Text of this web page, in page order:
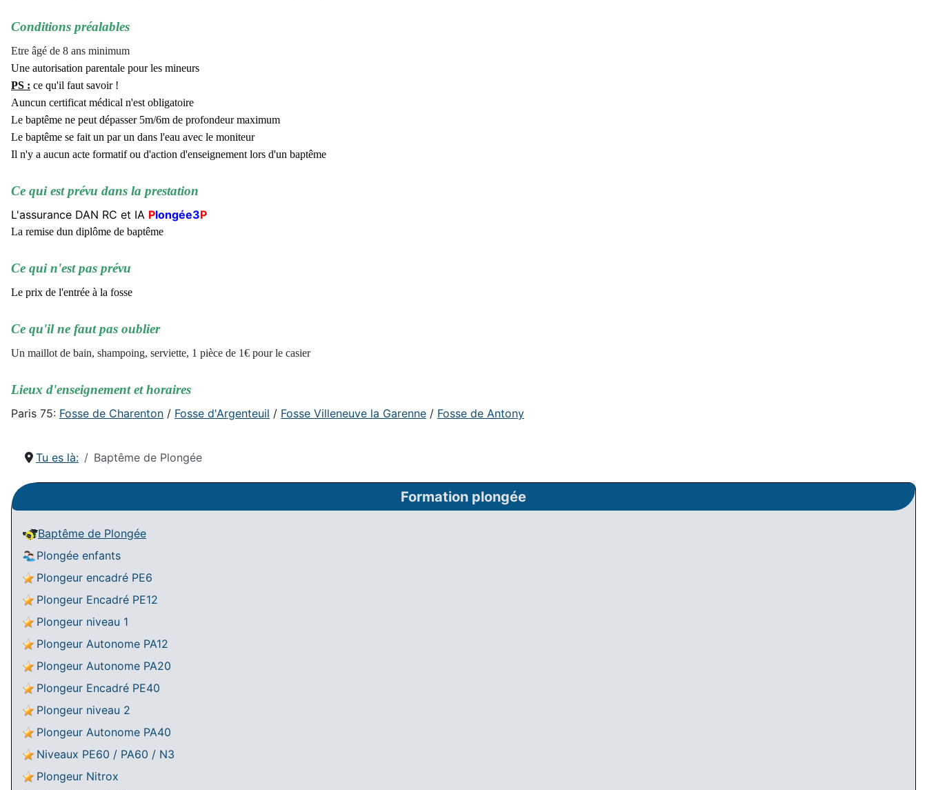
Tu es là: Baptême de Plongée
Formation plongée
Baptême de Plongée
Plongée enfants
Plongeur encadré PE6
Plongeur Encadré PE12
Plongeur niveau 1
Plongeur Autonome PA12
Plongeur Autonome PA20
Plongeur Encadré PE40
Plongeur niveau 2
Plongeur Autonome PA40
Niveaux PE60 / PA60 / N3
Plongeur Nitrox
Conditions préalables
Etre âgé de 8 ans minimum
Une autorisation parentale pour les mineurs
PS : ce qu'il faut savoir !
Auncun certificat médical n'est obligatoire
Le baptême ne peut dépasser 5m/6m de profondeur maximum
Le baptême se fait un par un dans l'eau avec le moniteur
Il n'y a aucun acte formatif ou d'action d'enseignement lors d'un baptême
Ce qui est prévu dans la prestation
L'assurance DAN RC et IA Plongée3P
La remise dun diplôme de baptême
Ce qui n'est pas prévu
Le prix de l'entrée à la fosse
Ce qu'il ne faut pas oublier
Un maillot de bain, shampoing, serviette, 1 pièce de 1€ pour le casier
Lieux d'enseignement et horaires
Paris 75: Fosse de Charenton / Fosse d'Argenteuil / Fosse Villeneuve la Garenne / Fosse de Antony